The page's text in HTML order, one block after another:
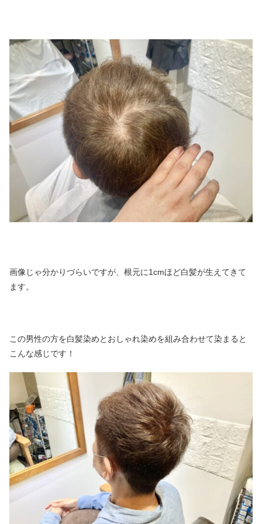
画像じゃ分かりづらいですが、根元に1cmほど白髪が生えてきて
ます。
この男性の方を白髪染めとおしゃれ染めを組み合わせて染まると
こんな感じです！